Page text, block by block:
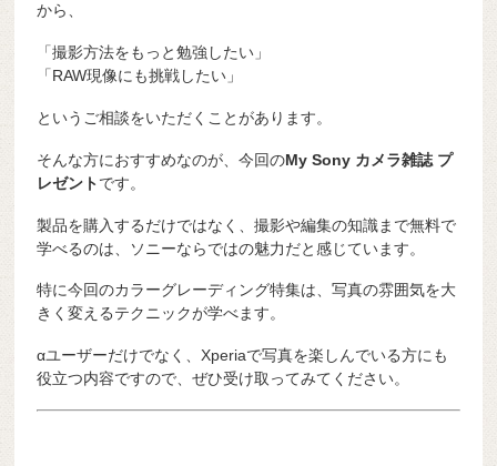
から、
「撮影方法をもっと勉強したい」
「RAW現像にも挑戦したい」
というご相談をいただくことがあります。
そんな方におすすめなのが、今回のMy Sony カメラ雑誌 プ
レゼントです。
製品を購入するだけではなく、撮影や編集の知識まで無料で
学べるのは、ソニーならではの魅力だと感じています。
特に今回のカラーグレーディング特集は、写真の雰囲気を大
きく変えるテクニックが学べます。
αユーザーだけでなく、Xperiaで写真を楽しんでいる方にも
役立つ内容ですので、ぜひ受け取ってみてください。